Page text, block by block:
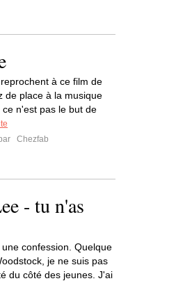
à ce film de
de place à la musique
n'est pas le but de
Chezfab
- tu n'as
confession. Quelque
je ne suis pas
du côté des jeunes. J'ai